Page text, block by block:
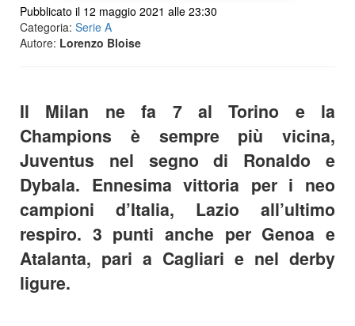
Pubblicato il 12 maggio 2021 alle 23:30
Categoria: Serie A
Autore: Lorenzo Bloise
Il Milan ne fa 7 al Torino e la
Champions è sempre più vicina,
Juventus nel segno di Ronaldo e
Dybala. Ennesima vittoria per i neo
campioni d’Italia, Lazio all’ultimo
respiro. 3 punti anche per Genoa e
Atalanta, pari a Cagliari e nel derby
ligure.